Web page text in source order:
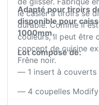
le casier à tiroirs se
durable. Comme il
couleurs, il peut être
concept de cuisine
Frêne noir.
Adapté pour tiroirs
disponible pour
1000mm.
Lot composé de:
— 1 insert à couverts
— 4 coupelles